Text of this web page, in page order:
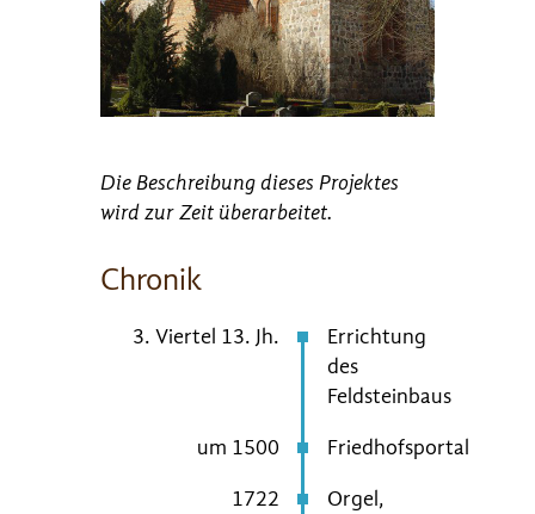
Die Beschreibung dieses Projektes
wird zur Zeit überarbeitet.
Chronik
3. Viertel 13. Jh.
Errichtung
des
Feldsteinbaus
um 1500 Friedhofsportal
1722
Orgel,